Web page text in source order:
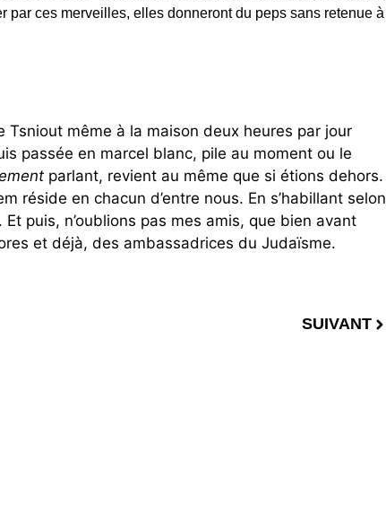
ces merveilles, elles donneront du peps sans retenue à
Tsniout même à la maison deux heures par jour
passée en marcel blanc, pile au moment ou le
parlant, revient au même que si étions dehors.
réside en chacun d’entre nous. En s’habillant selon
puis, n’oublions pas mes amis, que bien avant
et déjà, des ambassadrices du Judaïsme.
SUIVANT